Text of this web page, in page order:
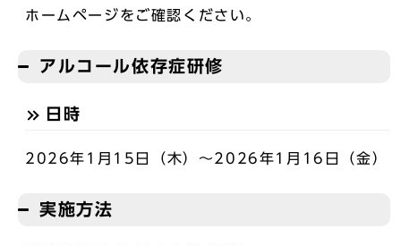
ホームページをご確認ください。
アルコール依存症研修
日時
2026年1月15日（木）～2026年1月16日（金）
実施方法